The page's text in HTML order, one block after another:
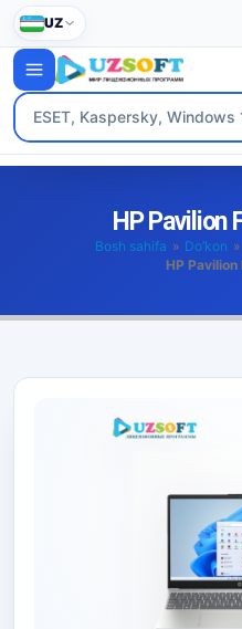
UZ
HP Pavilion
Bosh sahifa » Do’kon »
HP